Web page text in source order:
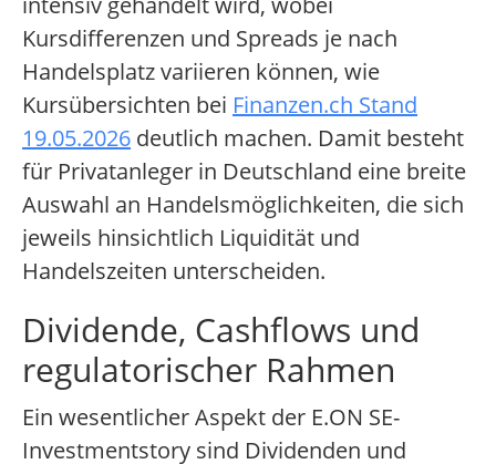
Kursdifferenzen und Spreads je nach
Handelsplatz variieren können, wie
Kursübersichten bei Finanzen.ch Stand
19.05.2026 deutlich machen. Damit besteht
für Privatanleger in Deutschland eine breite
Auswahl an Handelsmöglichkeiten, die sich
jeweils hinsichtlich Liquidität und
Handelszeiten unterscheiden.
Dividende, Cashflows und
regulatorischer Rahmen
Ein wesentlicher Aspekt der E.ON SE-
Investmentstory sind Dividenden und